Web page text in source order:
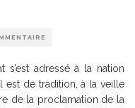
s’est adressé à la nation
est de tradition, à la veille
de la proclamation de la